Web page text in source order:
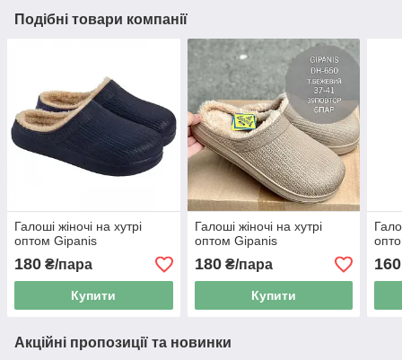
Подібні товари компанії
Галоші жіночі на хутрі
оптом Gipanis
180 ₴/пара
Купити
Галоші жіночі на хутрі
оптом Gipanis
180₴/пара
Купити
160
Акційні пропозиції та новинки